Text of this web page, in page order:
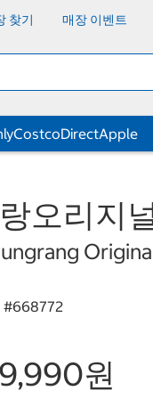
찾기 매장 이벤트
CostcoDirectApple
오리지
#668772
원